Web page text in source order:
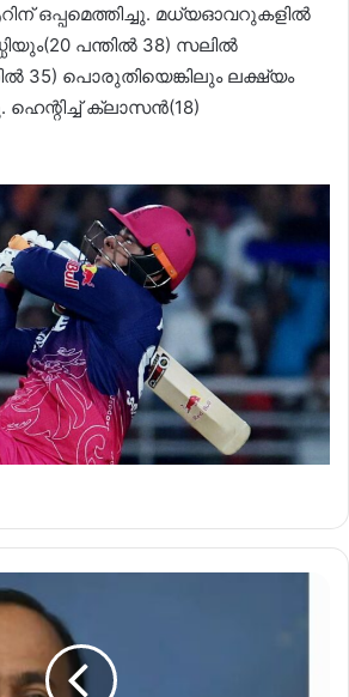
ഒപ്പമെത്തിച്ചു. മധ്യഓവറുകളിൽ
പന്തിൽ 38) സലിൽ
35) പൊരുതിയെങ്കിലും ലക്ഷ്യം
ക്ലാസൻ(18)